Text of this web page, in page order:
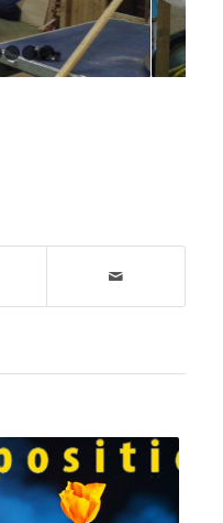
1 2 3 4 5 6 7 8